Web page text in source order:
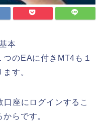
本
のEAに付きMT4も１
す。
座にログインするこ
らです。